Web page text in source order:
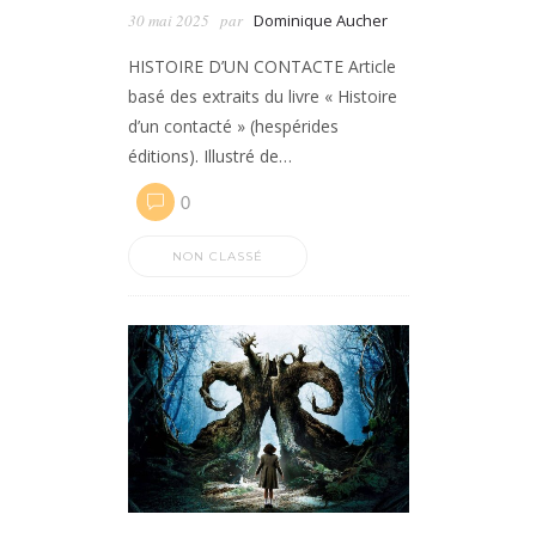
30 mai 2025 par Dominique Aucher
HISTOIRE D’UN CONTACTE Article
basé des extraits du livre « Histoire
d’un contacté » (hespérides
éditions). Illustré de…
0
NON CLASSÉ